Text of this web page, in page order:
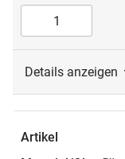
Details anzeigen